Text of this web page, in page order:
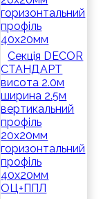
Секція DECOR
СТАНДАРТ
висота 2.0м
ширина 2.5м
вертикальний
профіль
20x20мм
горизонтальний
профіль
40x20мм
ОЦ+ППЛ